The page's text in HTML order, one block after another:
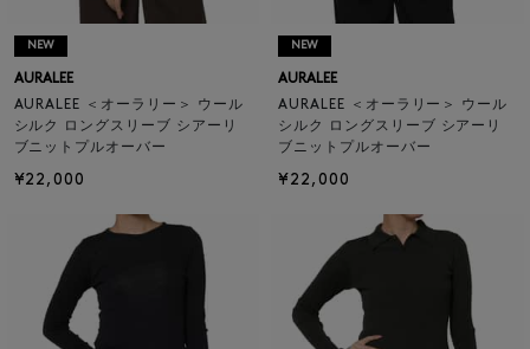
NEW
AURALEE
AURALEE ＜オーラリー＞ ウール
シルク ロングスリーブ シアーリ
ブニットプルオーバー
¥22,000
NEW
AURALEE
AURALEE ＜オーラリー＞ ウール
シルク ロングスリーブ シアーリ
ブニットプルオーバー
¥22,000